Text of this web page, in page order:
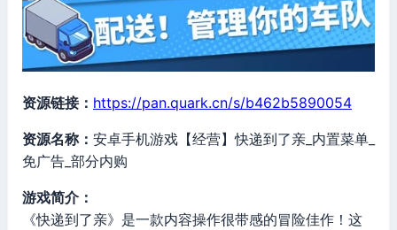
资源链接： https://pan.quark.cn/s/b462b5890054
资源名称： 安卓手机游戏【经营】快递到了亲_内置菜单_
免广告_部分内购
游戏简介：
《快递到了亲》是一款内容操作很带感的冒险佳作！这